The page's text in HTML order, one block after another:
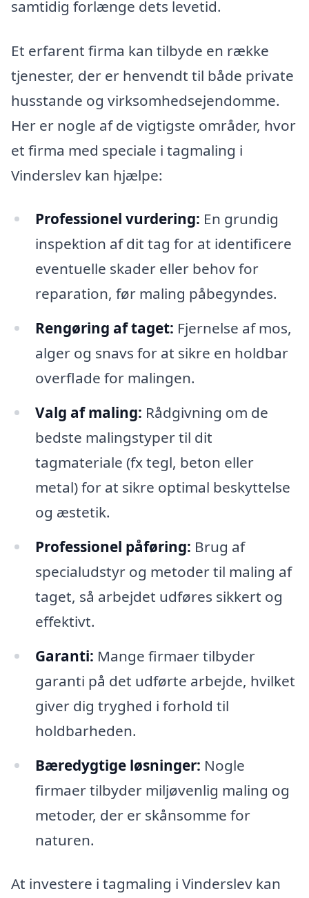
samtidig forlænge dets levetid.
Et erfarent firma kan tilbyde en række
tjenester, der er henvendt til både private
husstande og virksomhedsejendomme.
Her er nogle af de vigtigste områder, hvor
et firma med speciale i tagmaling i
Vinderslev kan hjælpe:
Professionel vurdering: En grundig
inspektion af dit tag for at identificere
eventuelle skader eller behov for
reparation, før maling påbegyndes.
Rengøring af taget: Fjernelse af mos,
alger og snavs for at sikre en holdbar
overflade for malingen.
Valg af maling: Rådgivning om de
bedste malingstyper til dit
tagmateriale (fx tegl, beton eller
metal) for at sikre optimal beskyttelse
og æstetik.
Professionel påføring: Brug af
specialudstyr og metoder til maling af
taget, så arbejdet udføres sikkert og
effektivt.
Garanti: Mange firmaer tilbyder
garanti på det udførte arbejde, hvilket
giver dig tryghed i forhold til
holdbarheden.
Bæredygtige løsninger: Nogle
firmaer tilbyder miljøvenlig maling og
metoder, der er skånsomme for
naturen.
At investere i tagmaling i Vinderslev kan